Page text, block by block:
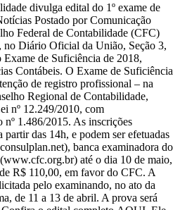
divulga edital do 1º exame de
Postado por Comunicação
Federal de Contabilidade (CFC)
no Diário Oficial da União, Seção 3,
de Suficiência de 2018,
Contábeis. O Exame de Suficiência
de registro profissional – na
Regional de Contabilidade,
nº 12.249/2010, com
nº 1.486/2015. As inscrições
das 14h, e podem ser efetuadas
banca examinadora do
até o dia 10 de maio,
R$ 110,00, em favor do CFC. A
pelo examinando, no ato da
de 11 a 13 de abril. A prova será